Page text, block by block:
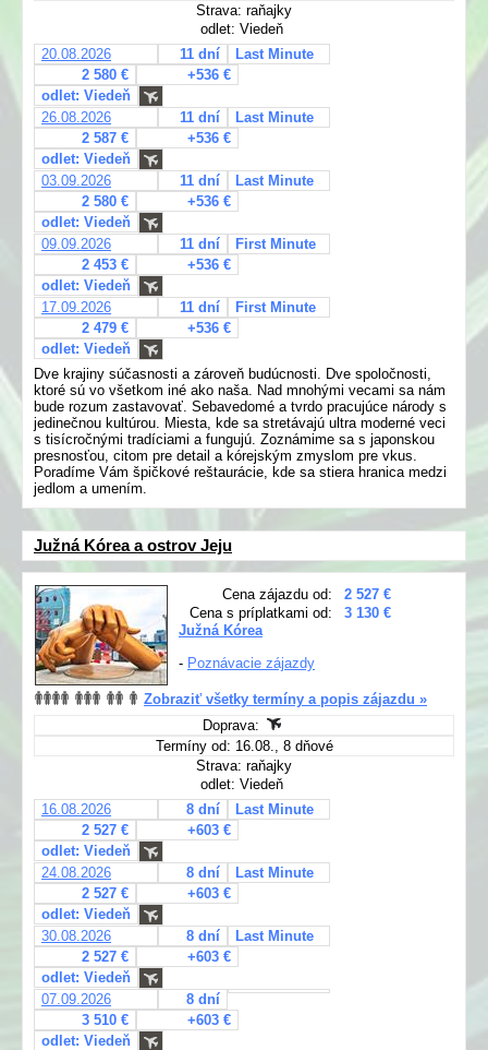
Strava: raňajky
odlet: Viedeň
20.08.2026
11 dní
Last Minute
2 580 €
+536 €
odlet: Viedeň
26.08.2026
11 dní
Last Minute
2 587 €
+536 €
odlet: Viedeň
03.09.2026
11 dní
Last Minute
2 580 €
+536 €
odlet: Viedeň
09.09.2026
11 dní
First Minute
2 453 €
+536 €
odlet: Viedeň
17.09.2026
11 dní
First Minute
2 479 €
+536 €
odlet: Viedeň
Dve krajiny súčasnosti a zároveň budúcnosti. Dve spoločnosti,
ktoré sú vo všetkom iné ako naša. Nad mnohými vecami sa nám
bude rozum zastavovať. Sebavedomé a tvrdo pracujúce národy s
jedinečnou kultúrou. Miesta, kde sa stretávajú ultra moderné veci
s tisícročnými tradíciami a fungujú. Zoznámime sa s japonskou
presnosťou, citom pre detail a kórejským zmyslom pre vkus.
Poradíme Vám špičkové reštaurácie, kde sa stiera hranica medzi
jedlom a umením.
Južná Kórea a ostrov Jeju
Cena zájazdu od:
2 527 €
Cena s príplatkami od:
3 130 €
Južná Kórea
- Poznávacie zájazdy
Zobraziť všetky termíny a popis zájazdu »
Doprava:
Termíny od: 16.08., 8 dňové
Strava: raňajky
odlet: Viedeň
16.08.2026
8 dní
Last Minute
2 527 €
+603 €
odlet: Viedeň
24.08.2026
8 dní
Last Minute
2 527 €
+603 €
odlet: Viedeň
30.08.2026
8 dní
Last Minute
2 527 €
+603 €
odlet: Viedeň
07.09.2026
8 dní
3 510 €
+603 €
odlet: Viedeň